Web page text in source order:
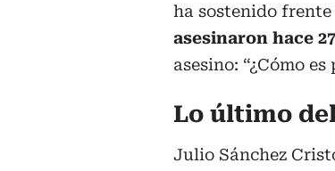
ha sostenido frente
asesinaron hace
asesino: “¿Cómo
Lo último del
Julio Sánchez